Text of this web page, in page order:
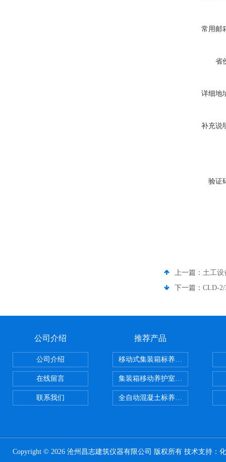
常用邮
省
详细地
补充说
验证
上一篇： 土工设
下一篇： CLD-
公司介绍
公司介绍
在线留言
联系我们
推荐产品
移动式集装箱标养室 养护室设备
集装箱移动养护室 标养室
全自动混凝土标养室恒温恒湿设备
Copyright © 2026 沧州昌志建筑仪器有限公司 版权所有 技术支持：